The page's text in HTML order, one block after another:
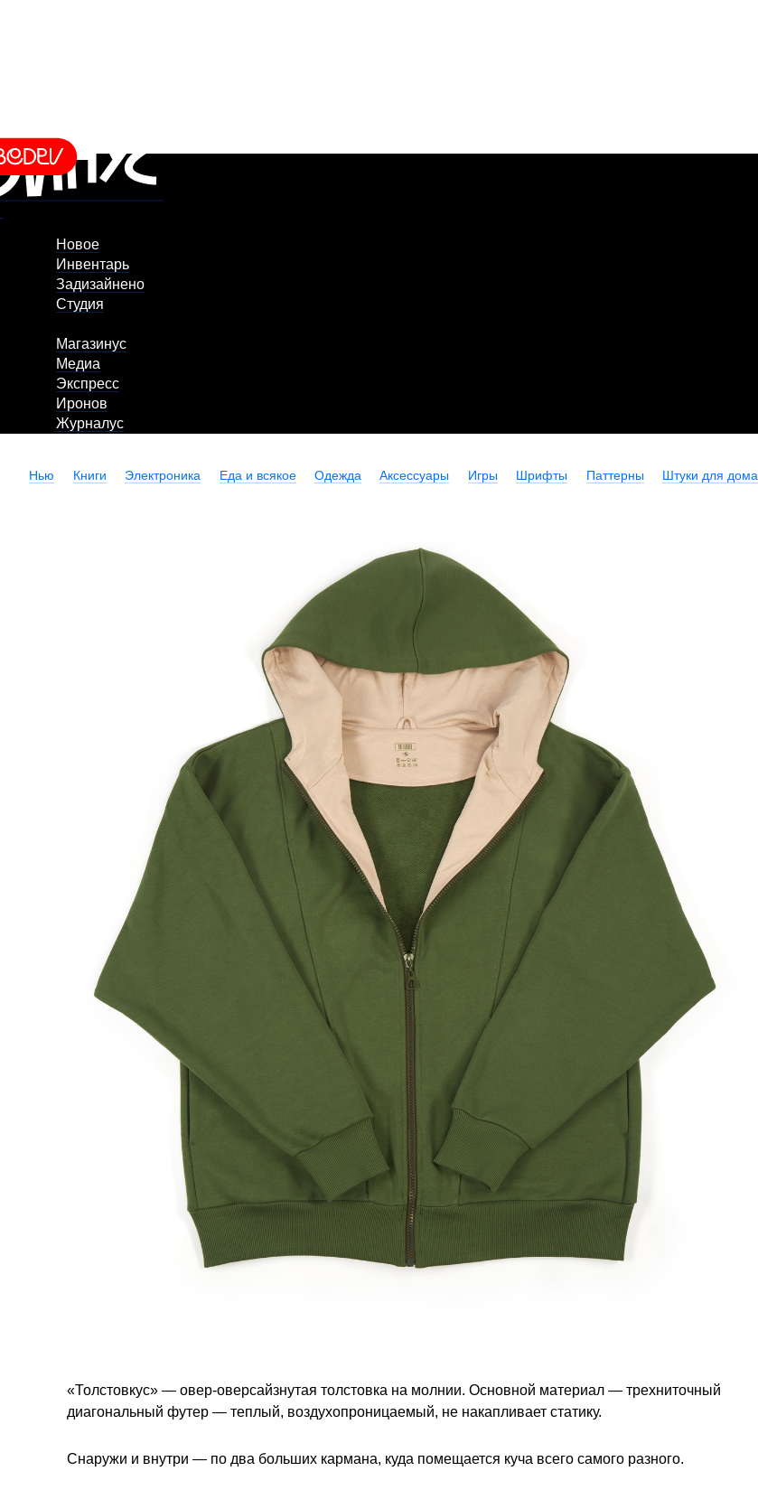
Новое
Инвентарь
Задизайнено
Студия
Магазинус
Медиа
Экспресс
Иронов
Журналус
Нью Книги Электроника Еда и всякое Одежда Аксессуары Игры Шрифты Паттерны Штуки для дома
«Толстовкус» — овер-оверсайзнутая толстовка на молнии. Основной материал — трехниточный
диагональный футер — теплый, воздухопроницаемый, не накапливает статику.
Снаружи и внутри — по два больших кармана, куда помещается куча всего самого разного.